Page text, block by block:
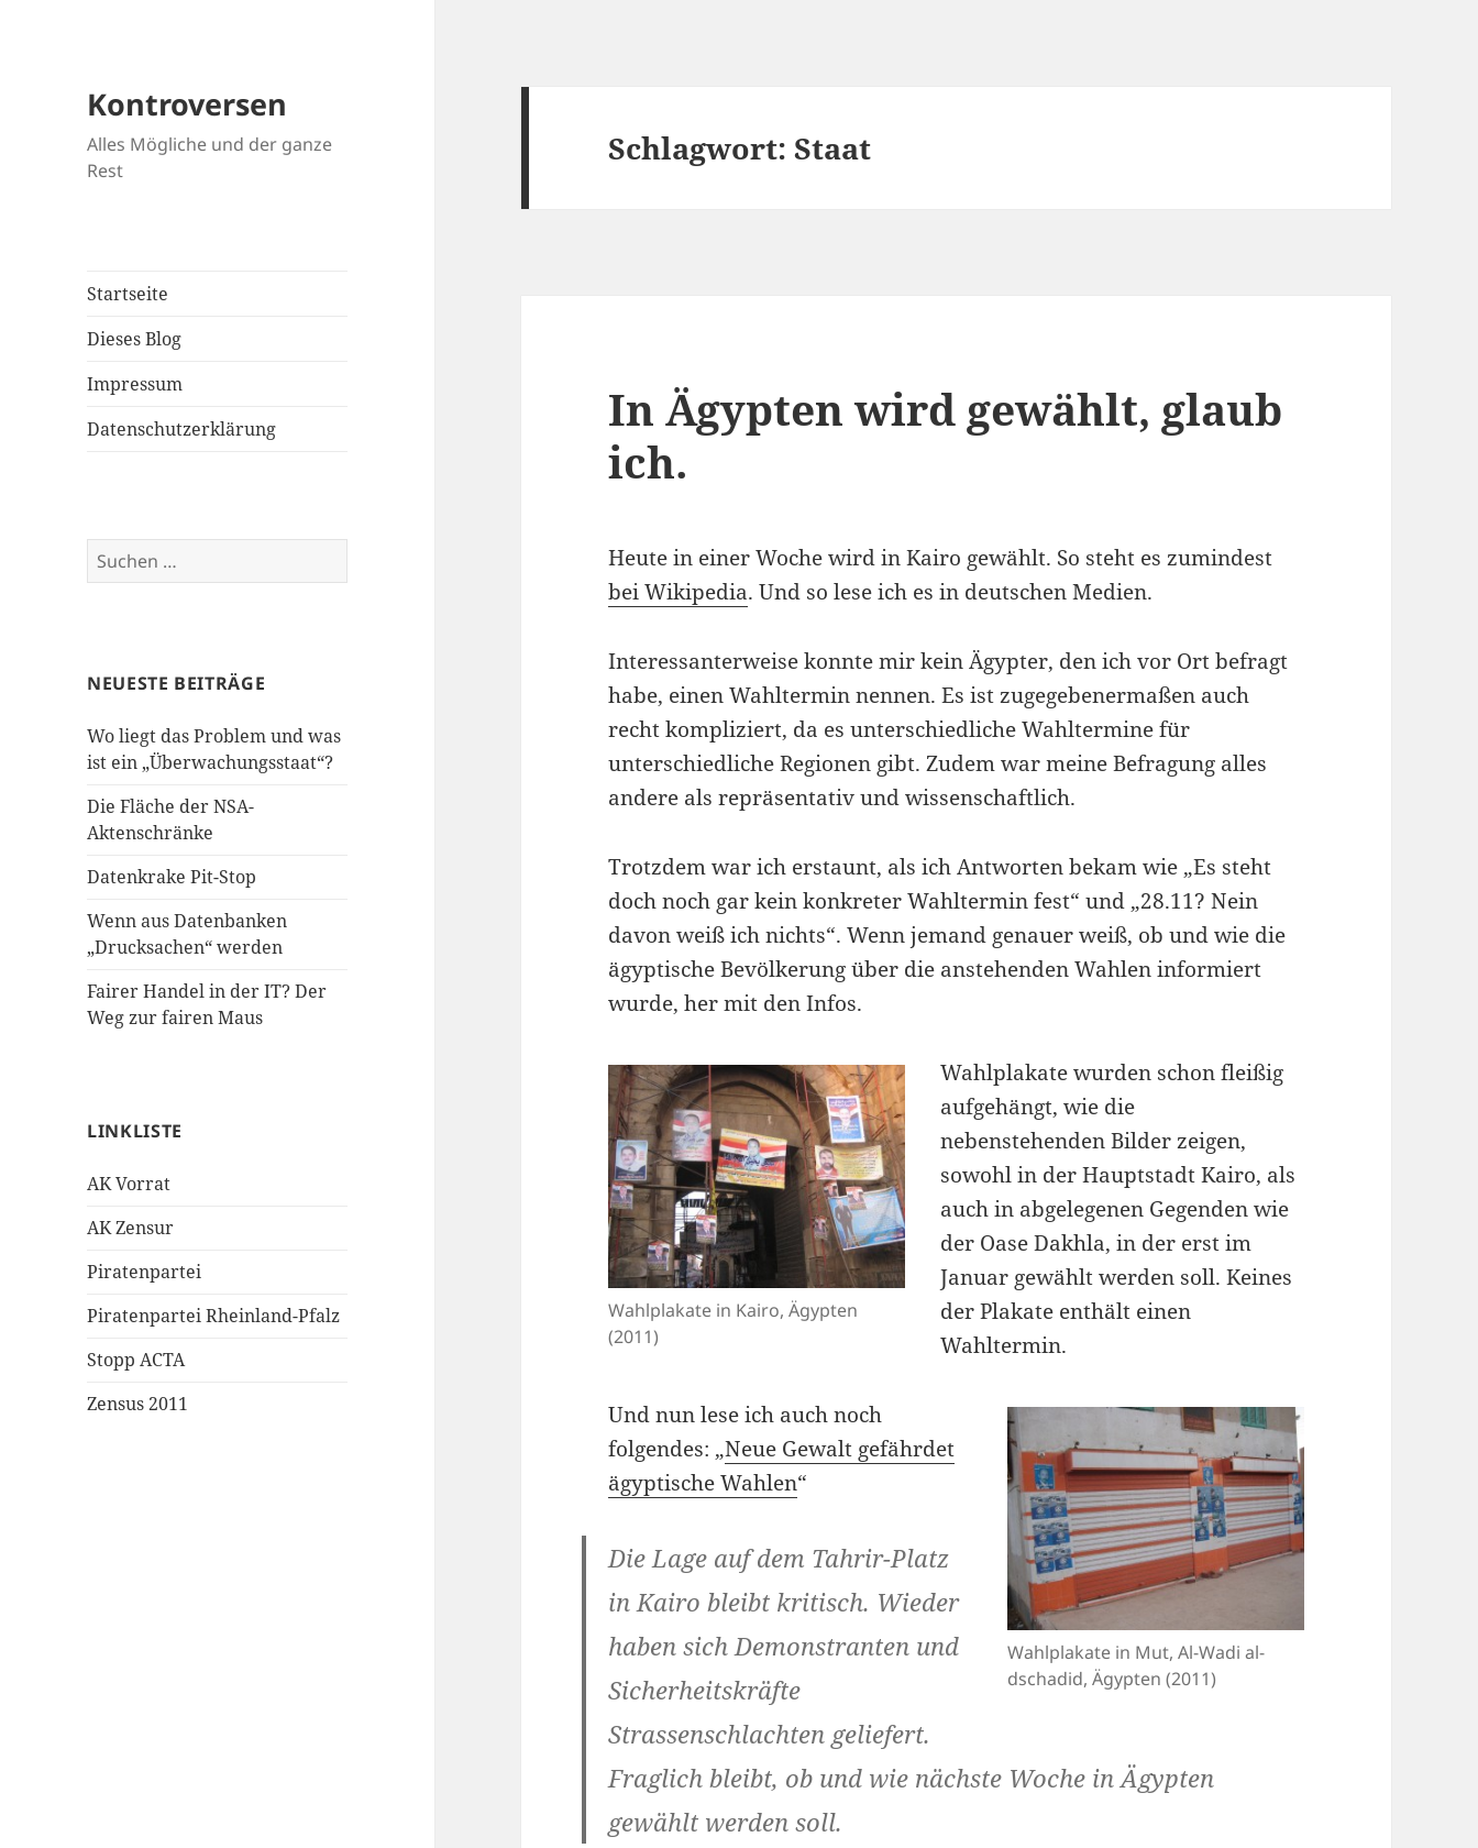
Kontroversen
Alles Mögliche und der ganze
Rest
Startseite
Dieses Blog
Impressum
Datenschutzerklärung
Suchen
nach:
NEUESTE BEITRÄGE
Wo liegt das Problem und was
ist ein „Überwachungsstaat“?
Die Fläche der NSA-
Aktenschränke
Datenkrake Pit-Stop
Wenn aus Datenbanken
„Drucksachen“ werden
Fairer Handel in der IT? Der
Weg zur fairen Maus
LINKLISTE
AK Vorrat
AK Zensur
Piratenpartei
Piratenpartei Rheinland-Pfalz
Stopp ACTA
Zensus 2011
Schlagwort:Staat
In Ägypten wird gewählt, glaub
ich.
Heute in einer Woche wird in Kairo gewählt. So steht es zumindest
bei Wikipedia. Und so lese ich es in deutschen Medien.
Interessanterweise konnte mir kein Ägypter, den ich vor Ort befragt
habe, einen Wahltermin nennen. Es ist zugegebenermaßen auch
recht kompliziert, da es unterschiedliche Wahltermine für
unterschiedliche Regionen gibt. Zudem war meine Befragung alles
andere als repräsentativ und wissenschaftlich.
Trotzdem war ich erstaunt, als ich Antworten bekam wie „Es steht
doch noch gar kein konkreter Wahltermin fest“ und „28.11? Nein
davon weiß ich nichts“. Wenn jemand genauer weiß, ob und wie die
ägyptische Bevölkerung über die anstehenden Wahlen informiert
wurde, her mit den Infos.
Wahlplakate in Kairo, Ägypten
(2011)
Wahlplakate wurden schon fleißig
aufgehängt, wie die
nebenstehenden Bilder zeigen,
sowohl in der Hauptstadt Kairo, als
auch in abgelegenen Gegenden wie
der Oase Dakhla, in der erst im
Januar gewählt werden soll. Keines
der Plakate enthält einen
Wahltermin.
Wahlplakate in Mut, Al-Wadi al-
dschadid, Ägypten (2011)
Und nun lese ich auch noch
folgendes: „Neue Gewalt gefährdet
ägyptische Wahlen“
Die Lage auf dem Tahrir-Platz
in Kairo bleibt kritisch. Wieder
haben sich Demonstranten und
Sicherheitskräfte
Strassenschlachten geliefert.
Fraglich bleibt, ob und wie nächste Woche in Ägypten
gewählt werden soll.